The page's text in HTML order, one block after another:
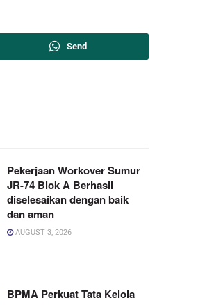
Send
Pekerjaan Workover Sumur
JR-74 Blok A Berhasil
diselesaikan dengan baik
dan aman
AUGUST 3, 2026
BPMA Perkuat Tata Kelola